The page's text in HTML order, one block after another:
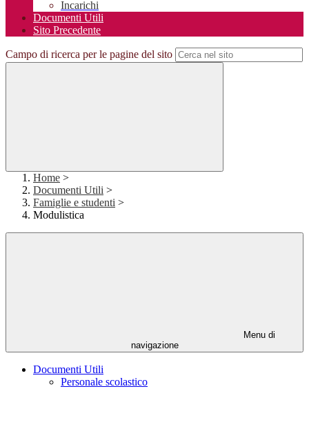
Incarichi
Documenti Utili
Sito Precedente
Campo di ricerca per le pagine del sito
Home >
Documenti Utili >
Famiglie e studenti >
Modulistica
Menu di
navigazione
Documenti Utili
Personale scolastico